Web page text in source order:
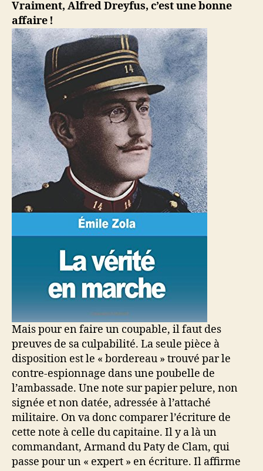
Vraiment, Alfred Dreyfus, c’est une bonne
affaire !
Mais pour en faire un coupable, il faut des
preuves de sa culpabilité. La seule pièce à
disposition est le « bordereau » trouvé par le
contre-espionnage dans une poubelle de
l’ambassade. Une note sur papier pelure, non
signée et non datée, adressée à l’attaché
militaire. On va donc comparer l’écriture de
cette note à celle du capitaine. Il y a là un
commandant, Armand du Paty de Clam, qui
passe pour un « expert » en écriture. Il affirme